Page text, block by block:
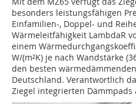
besonders leistungsfähigen
Einfamilien-, Doppel- und
Wärmeleitfähigkeit LambdaR
einem
W/(m²K) je nach Wandstärke
den besten
Deutschland. Verantwortlich
Ziegel integrierten